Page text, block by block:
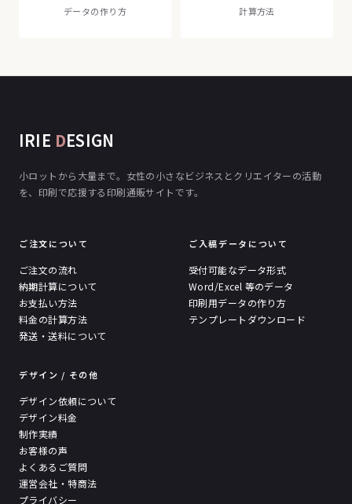
データの作り方 計算方法
IRIE DESIGN
小ロットから大量まで。女性の小さなビジネスとクリエイターの活動
を、印刷で応援する印刷通販サイトです。
ご注文について
ご注文の流れ
納期計算について
お支払い方法
料金の計算方法
発送・送料について
ご入稿データについて
受付可能なデータ形式
Word/Excel 等のデータ
印刷用データの作り方
テンプレートダウンロード
デザイン / その他
デザイン依頼について
デザイン料金
制作実績
お客様の声
よくあるご質問
運営会社・特商法
プライバシー